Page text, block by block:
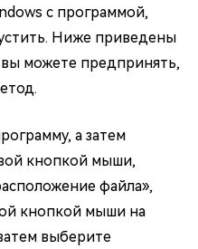
с программой,
Ниже приведены
можете предпринять,
а затем
кнопкой мыши,
файла»,
кнопкой мыши на
выберите